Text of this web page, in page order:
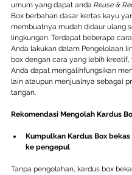
umum yang dapat anda Reuse &
Box berbahan dasar kertas kayu
membuatnya mudah didaur ulang
lingkungan. Terdapat beberapa
Anda lakukan dalam Pengelolaan
box dengan cara yang lebih kreatif,
Anda dapat mengalihfungsikan
lain ataupun menjualnya sebagai
tangan.
Rekomendasi Mengolah Kardus
Kumpulkan Kardus Box
ke pengepul
Tanpa pengolahan, kardus box